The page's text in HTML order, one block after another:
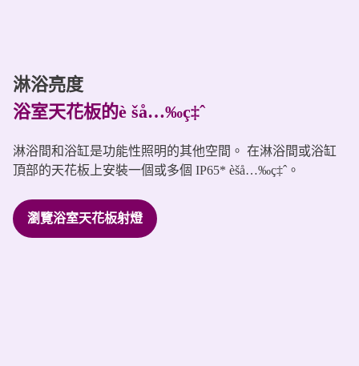
淋浴亮度
浴室天花板的è šå…‰ç‡ˆ
淋浴間和浴缸是功能性照明的其他空間。 在淋浴間或浴缸
頂部的天花板上安裝一個或多個 IP65* èšå…‰ç‡ˆ。
瀏覽浴室天花板射燈